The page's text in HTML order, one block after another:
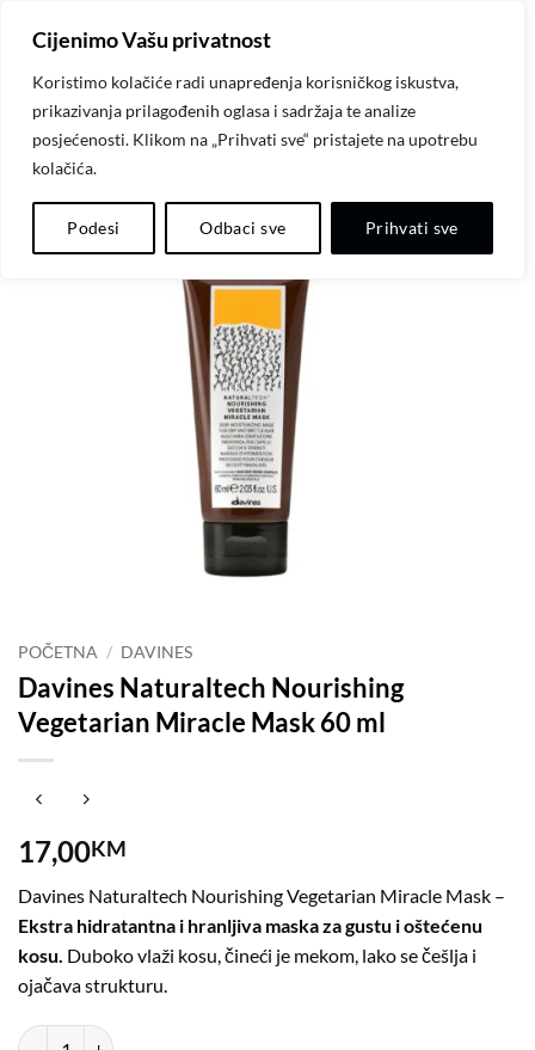
Cijenimo Vašu privatnost
Koristimo kolačiće radi unapređenja korisničkog iskustva,
prikazivanja prilagođenih oglasa i sadržaja te analize
posjećenosti. Klikom na „Prihvati sve“ pristajete na upotrebu
kolačića.
Podesi Odbaci sve Prihvati sve
content
Dodaj
listu
POČETNA / DAVINES
Davines Naturaltech Nourishing
Vegetarian Miracle Mask 60 ml
17,00KM
Davines Naturaltech Nourishing Vegetarian Miracle Mask –
Ekstra hidratantna i hranljiva maska za gustu i oštećenu
kosu. Duboko vlaži kosu, čineći je mekom, lako se češlja i
ojačava strukturu.
Davines Naturaltech Nourishing Vegetarian Miracle Mask 60 ml